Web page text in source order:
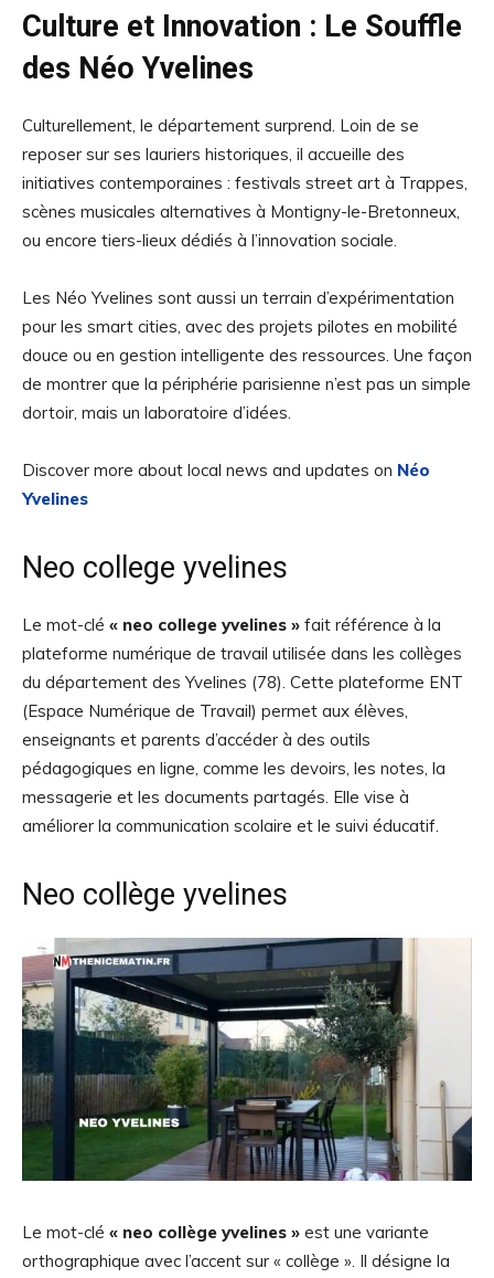
Culture et Innovation : Le Souffle
des Néo Yvelines
Culturellement, le département surprend. Loin de se
reposer sur ses lauriers historiques, il accueille des
initiatives contemporaines : festivals street art à Trappes,
scènes musicales alternatives à Montigny-le-Bretonneux,
ou encore tiers-lieux dédiés à l’innovation sociale.
Les Néo Yvelines sont aussi un terrain d’expérimentation
pour les smart cities, avec des projets pilotes en mobilité
douce ou en gestion intelligente des ressources. Une façon
de montrer que la périphérie parisienne n’est pas un simple
dortoir, mais un laboratoire d’idées.
Discover more about local news and updates on Néo
Yvelines
Neo college yvelines
Le mot-clé « neo college yvelines » fait référence à la
plateforme numérique de travail utilisée dans les collèges
du département des Yvelines (78). Cette plateforme ENT
(Espace Numérique de Travail) permet aux élèves,
enseignants et parents d’accéder à des outils
pédagogiques en ligne, comme les devoirs, les notes, la
messagerie et les documents partagés. Elle vise à
améliorer la communication scolaire et le suivi éducatif.
Neo collège yvelines
Le mot-clé « neo collège yvelines » est une variante
orthographique avec l’accent sur « collège ». Il désigne la